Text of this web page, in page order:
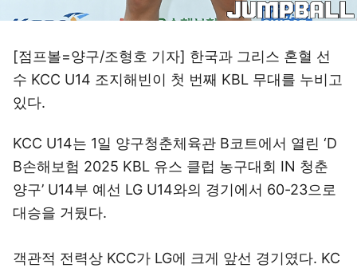
[점프볼=양구/조형호 기자] 한국과 그리스 혼혈 선
수 KCC U14 조지해빈이 첫 번째 KBL 무대를 누비고
있다.
KCC U14는 1일 양구청춘체육관 B코트에서 열린 ‘D
B손해보험 2025 KBL 유스 클럽 농구대회 IN 청춘
양구’ U14부 예선 LG U14와의 경기에서 60-23으로
대승을 거뒀다.
객관적 전력상 KCC가 LG에 크게 앞선 경기였다. KC